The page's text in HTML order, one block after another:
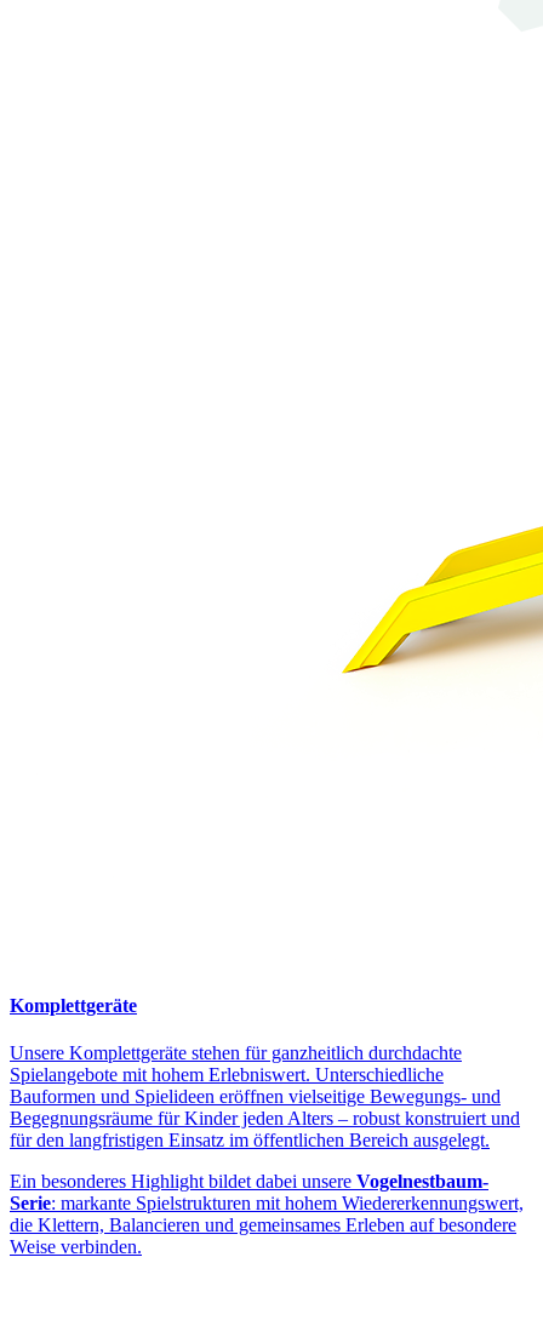
Komplettgeräte
Unsere Komplettgeräte stehen für ganzheitlich durchdachte
Spielangebote mit hohem Erlebniswert. Unterschiedliche
Bauformen und Spielideen eröffnen vielseitige Bewegungs- und
Begegnungsräume für Kinder jeden Alters – robust konstruiert und
für den langfristigen Einsatz im öffentlichen Bereich ausgelegt.
Ein besonderes Highlight bildet dabei unsere Vogelnestbaum-
Serie: markante Spielstrukturen mit hohem Wiedererkennungswert,
die Klettern, Balancieren und gemeinsames Erleben auf besondere
Weise verbinden.